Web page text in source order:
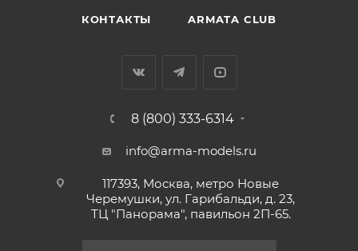
КОНТАКТЫ ARMATA CLUB
8 (800) 333-6314
info@arma-models.ru
117393, Москва, метро Новые
Черемушки, ул. Гарибальди, д. 23,
ТЦ "Панорама", павильон 2П-65.